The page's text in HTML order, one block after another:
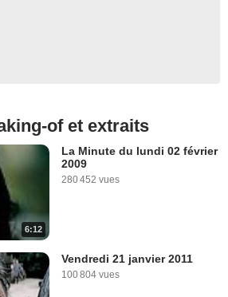
of et extraits
6:12
La Minute du lundi 02 février
2009
280 452 vues
Vendredi 21 janvier 2011
100 804 vues